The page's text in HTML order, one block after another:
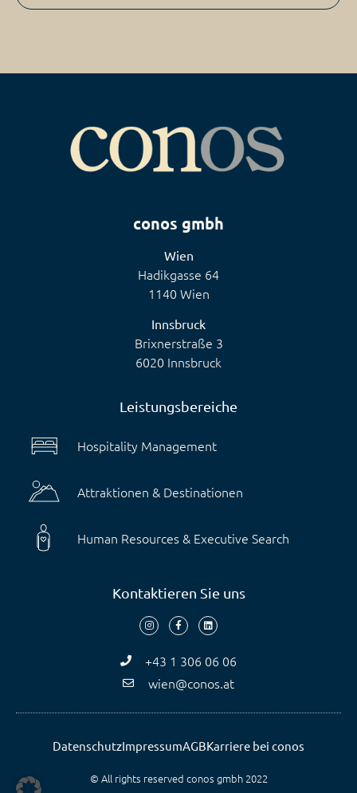
conos gmbh
Wien
Hadikgasse 64
1140 Wien
Innsbruck
Brixnerstraße 3
6020 Innsbruck
Leistungsbereiche
Hospitality Management
Attraktionen & Destinationen
Human Resources & Executive Search
Kontaktieren Sie uns
+43 1 306 06 06
wien@conos.at
© All rights reserved conos gmbh 2022
DatenschutzImpressumAGBKarriere bei conos